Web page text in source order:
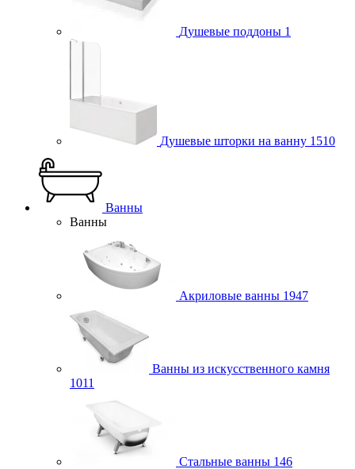
Душевые поддоны 1
Душевые шторки на ванну 1510
Ванны
Ванны
Акриловые ванны 1947
Ванны из искусственного камня
1011
Стальные ванны 146